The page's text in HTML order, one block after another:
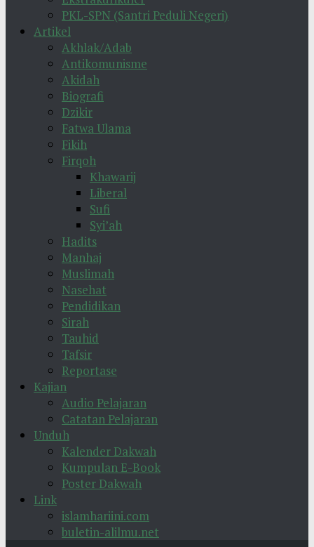
PKL-SPN (Santri Peduli Negeri)
Artikel
Akhlak/Adab
Antikomunisme
Akidah
Biografi
Dzikir
Fatwa Ulama
Fikih
Firqoh
Khawarij
Liberal
Sufi
Syi’ah
Hadits
Manhaj
Muslimah
Nasehat
Pendidikan
Sirah
Tauhid
Tafsir
Reportase
Kajian
Audio Pelajaran
Catatan Pelajaran
Unduh
Kalender Dakwah
Kumpulan E-Book
Poster Dakwah
Link
islamhariini.com
buletin-alilmu.net